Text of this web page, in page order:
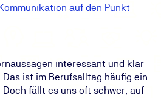
auf den Punkt
interessant und klar
ist im Berufsalltag häufig ein
fällt es uns oft schwer, auf